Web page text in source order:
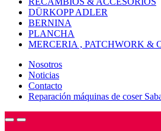
DÜRKOPP ADLER
BERNINA
PLANCHA
MERCERIA , PATCHWORK &
Nosotros
Noticias
Contacto
Reparación máquinas de coser
OpenClose